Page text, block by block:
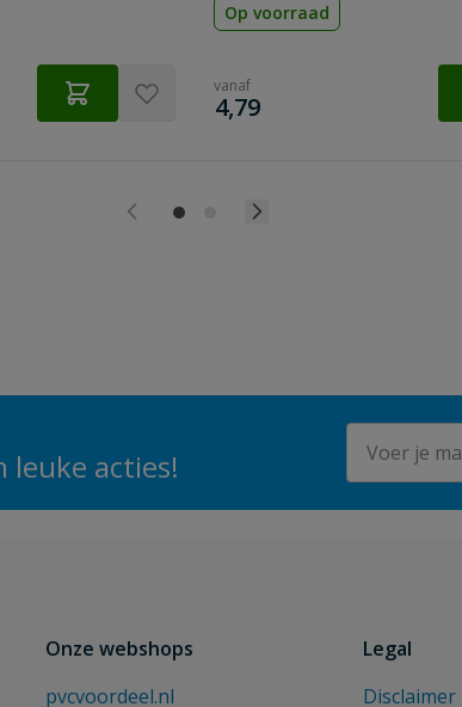
Op voorraad
vanaf
€
4,79
leuke acties!
Onze webshops
pvcvoordeel.nl
Legal
Disclaimer